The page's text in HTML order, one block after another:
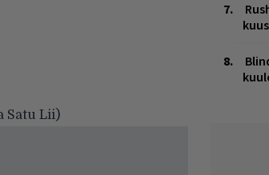
Satu Lii)